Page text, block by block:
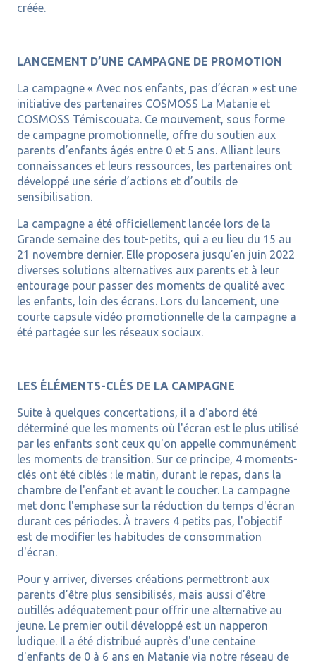
créée.
LANCEMENT D’UNE CAMPAGNE DE PROMOTION
La campagne « Avec nos enfants, pas d’écran » est une
initiative des partenaires COSMOSS La Matanie et
COSMOSS Témiscouata. Ce mouvement, sous forme
de campagne promotionnelle, offre du soutien aux
parents d’enfants âgés entre 0 et 5 ans. Alliant leurs
connaissances et leurs ressources, les partenaires ont
développé une série d’actions et d’outils de
sensibilisation.
La campagne a été officiellement lancée lors de la
Grande semaine des tout-petits, qui a eu lieu du 15 au
21 novembre dernier. Elle proposera jusqu’en juin 2022
diverses solutions alternatives aux parents et à leur
entourage pour passer des moments de qualité avec
les enfants, loin des écrans. Lors du lancement, une
courte capsule vidéo promotionnelle de la campagne a
été partagée sur les réseaux sociaux.
LES ÉLÉMENTS-CLÉS DE LA CAMPAGNE
Suite à quelques concertations, il a d'abord été
déterminé que les moments où l'écran est le plus utilisé
par les enfants sont ceux qu'on appelle communément
les moments de transition. Sur ce principe, 4 moments-
clés ont été ciblés : le matin, durant le repas, dans la
chambre de l'enfant et avant le coucher. La campagne
met donc l'emphase sur la réduction du temps d'écran
durant ces périodes. À travers 4 petits pas, l'objectif
est de modifier les habitudes de consommation
d'écran.
Pour y arriver, diverses créations permettront aux
parents d’être plus sensibilisés, mais aussi d’être
outillés adéquatement pour offrir une alternative au
jeune. Le premier outil développé est un napperon
ludique. Il a été distribué auprès d'une centaine
d'enfants de 0 à 6 ans en Matanie via notre réseau de